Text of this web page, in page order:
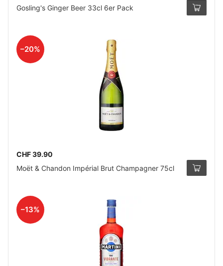
Gosling's Ginger Beer 33cl 6er Pack
–20%
CHF 39.90
Moët & Chandon Impérial Brut Champagner 75cl
–13%